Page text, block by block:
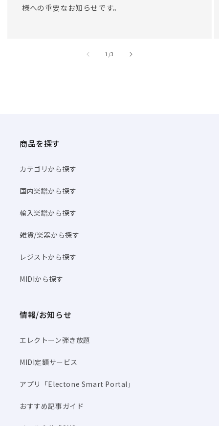
様への重要なお知らせです。
1 //3
商品を探す
カテゴリから探す
国内楽譜から探す
輸入楽譜から探す
雑貨/楽器から探す
レジストから探す
MIDIから探す
情報/お知らせ
エレクトーン弾き放題
MIDI定額サービス
アプリ「Electone Smart Portal」
おすすめ記事ガイド